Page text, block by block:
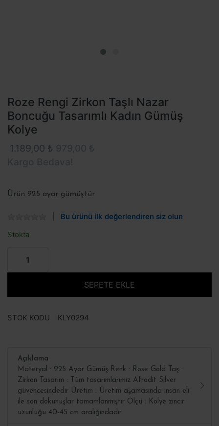
Roze Rengi Zirkon Taşlı Nazar
Boncuğu Tasarımlı Kadın Gümüş
Kolye
1.189,00 ₺
Ürün 925 ayar gümüştür
Bu ürünü ilk değerlendiren siz olun
Stokta
SEPETE EKLE
STOK KODU KLY0294
Açıklama
Materyal : 925 Ayar Gümüş Renk : Rose Gold Taş :
Zirkon Tasarım : Tüm tasarımlarımız Afrodit Silver
güvencesindedir Üretim : Üretim aşamasında insan eli
ile son dokunuşlar tamamlanmıştır Ölçü : Kolye zincir
uzunluğu 40-45 cm aralığındadır